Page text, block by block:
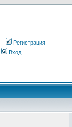
Регистрация
Вход